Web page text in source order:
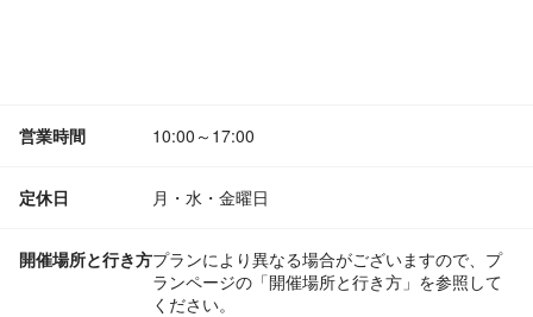
営業時間 10:00～17:00
定休日 月・水・金曜日
開催場所と行き方プランにより異なる場合がございますので、プ
ランページの「開催場所と行き方」を参照して
ください。